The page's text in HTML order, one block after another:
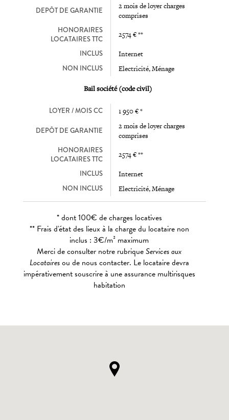
DEPÔT DE GARANTIE
2 mois de loyer charges
comprises
HONORAIRES
LOCATAIRES TTC
2574 € **
INCLUS Internet
NON INCLUS Electricité, Ménage
Bail société (code civil)
LOYER / MOIS CC 1 950 € *
DEPÔT DE GARANTIE
2 mois de loyer charges
comprises
HONORAIRES
LOCATAIRES TTC
2574 € **
INCLUS Internet
NON INCLUS Electricité, Ménage
* dont 100€ de charges locatives
** Frais d'état des lieux à la charge du locataire non
inclus : 3€/m² maximum
Merci de consulter notre rubriqueServices aux
Locatairesou de nous contacter. Le locataire devra
impérativement souscrire à une assurance multirisques
habitation